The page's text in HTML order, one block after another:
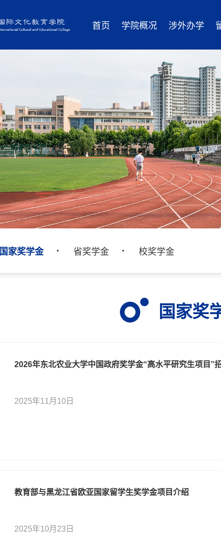
首页 学院概况 涉外办学
国家奖学金 省奖学金 校奖学金
国家奖
2025年11月10日
教育部与黑龙江省欧亚国家留学生奖学金项目介绍
2025年10月23日